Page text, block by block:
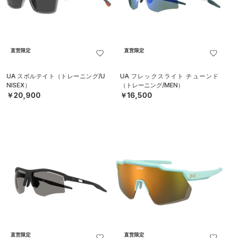
直営限定
UA スポルテイト（トレーニング/U
NISEX）
￥20,900
直営限定
UA フレックスライト チューンド
（トレーニング/MEN）
￥16,500
直営限定 直営限定